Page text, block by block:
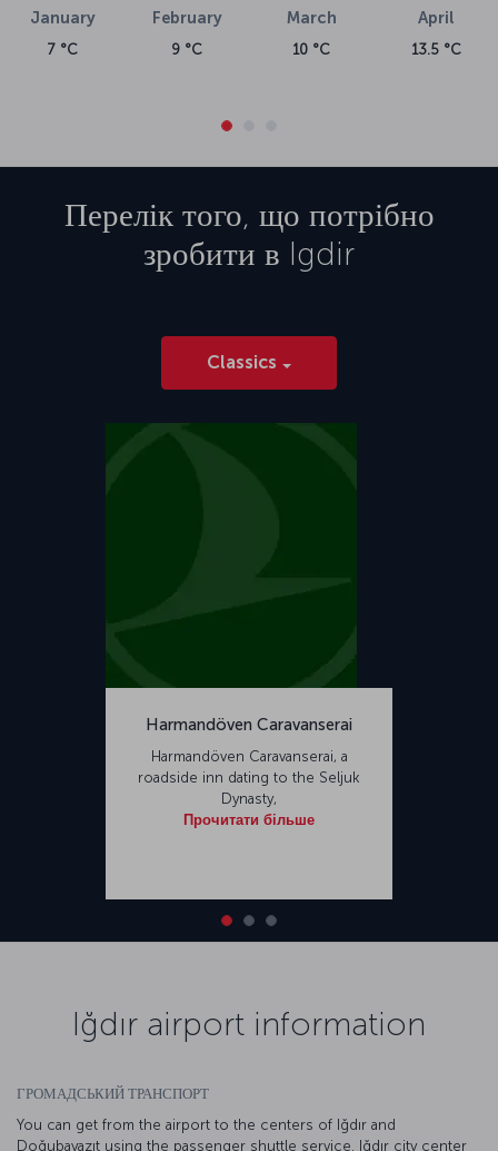
January
7 °C
February
9 °C
March
10 °C
April
13.5 °C
Перелік того, що потрібно
зробити в Igdir
Classics
Harmandöven Caravanserai
Harmandöven Caravanserai, a
roadside inn dating to the Seljuk
Dynasty,
Прочитати більше
Iğdır airport information
ГРОМАДСЬКИЙ ТРАНСПОРТ
You can get from the airport to the centers of Iğdır and
Doğubayazıt using the passenger shuttle service. Iğdır city center